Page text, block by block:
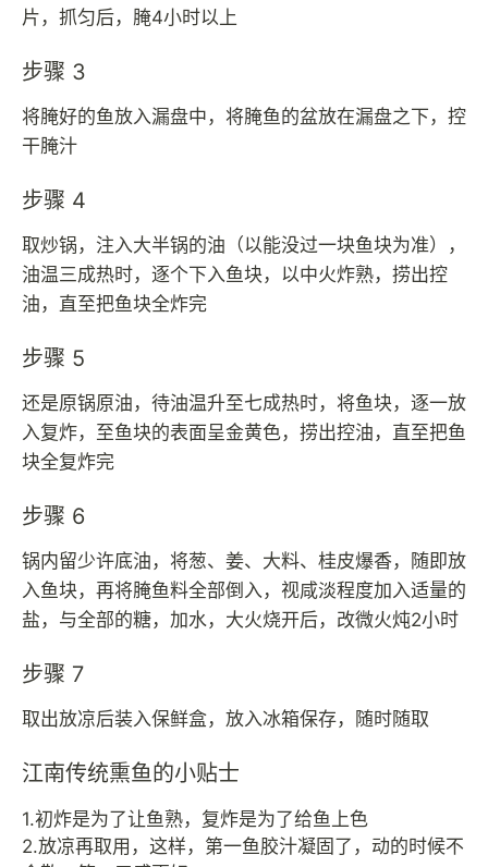
片，抓匀后，腌4小时以上
步骤 3
将腌好的鱼放入漏盘中，将腌鱼的盆放在漏盘之下，控
干腌汁
步骤 4
取炒锅，注入大半锅的油（以能没过一块鱼块为准），
油温三成热时，逐个下入鱼块，以中火炸熟，捞出控
油，直至把鱼块全炸完
步骤 5
还是原锅原油，待油温升至七成热时，将鱼块，逐一放
入复炸，至鱼块的表面呈金黄色，捞出控油，直至把鱼
块全复炸完
步骤 6
锅内留少许底油，将葱、姜、大料、桂皮爆香，随即放
入鱼块，再将腌鱼料全部倒入，视咸淡程度加入适量的
盐，与全部的糖，加水，大火烧开后，改微火炖2小时
步骤 7
取出放凉后装入保鲜盒，放入冰箱保存，随时随取
江南传统熏鱼的小贴士
1.初炸是为了让鱼熟，复炸是为了给鱼上色
2.放凉再取用，这样，第一鱼胶汁凝固了，动的时候不